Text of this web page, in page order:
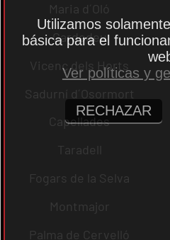
Maria d´Oló
Cardedeu
Vicenç dels Horts
Sadurní d´Osormort
Capellades
Taradell
Fogars de la Selva
Montmajor
Palma de Cervelló
Utilizamos
básica para el
Ver políticas y
RECHAZAR